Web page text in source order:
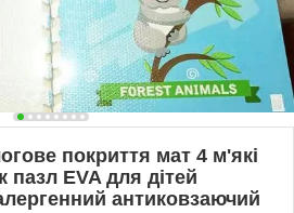
покриття мат 4 м'які
EVA для дітей
антиковзаючий